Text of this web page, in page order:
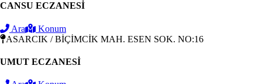
CANSU ECZANESİ
Ara
Konum
ASARCIK / BİÇİMCİK MAH. ESEN SOK. NO:16
UMUT ECZANESİ